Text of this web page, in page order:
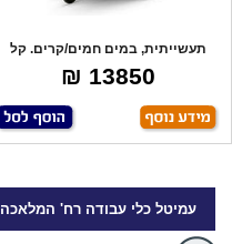
תעשייתית, במים חמים/קרים. קל
לשימוש עם מ
13850 ₪
עמיטל כלי עבודה רח' המלאכה 2 ביתן 8 א.ת פארק אפק, ראש העין